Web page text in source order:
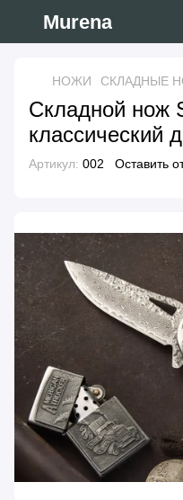
Murena
НОЖИ СКЛАДНЫЕ
Складной нож
классический
Артикул: 002 Оставить